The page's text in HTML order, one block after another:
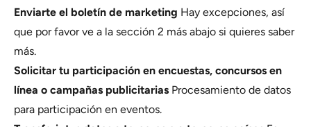
Enviarte el boletín de marketing Hay excepciones, así
que por favor ve a la sección 2 más abajo si quieres saber
más.
Solicitar tu participación en encuestas, concursos en
línea o campañas publicitarias Procesamiento de datos
para participación en eventos.